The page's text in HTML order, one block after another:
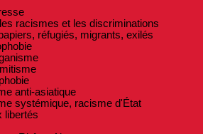
racismes et les discriminations
réfugiés, migrants, exilés
anti-asiatique
systémique, racisme d'État
libertés